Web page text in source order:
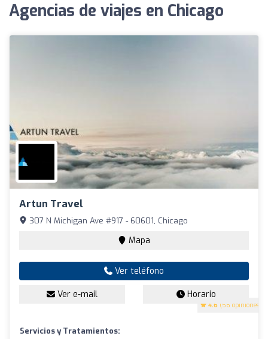
Agencias de viajes en Chicago
Artun Travel
4.6 (56 opiniones)
307 N Michigan Ave #917 - 60601, Chicago
Mapa
Ver teléfono
Ver e-mail Horario
Servicios y Tratamientos: